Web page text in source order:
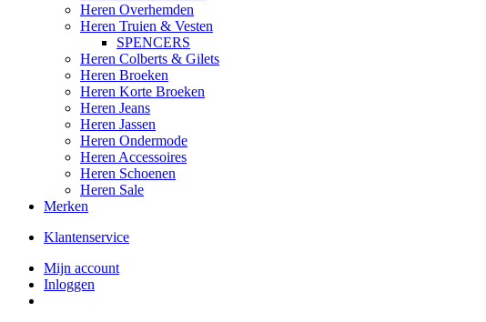
Heren Overhemden
Heren Truien & Vesten
SPENCERS
Heren Colberts & Gilets
Heren Broeken
Heren Korte Broeken
Heren Jeans
Heren Jassen
Heren Ondermode
Heren Accessoires
Heren Schoenen
Heren Sale
Merken
Klantenservice
Mijn account
Inloggen